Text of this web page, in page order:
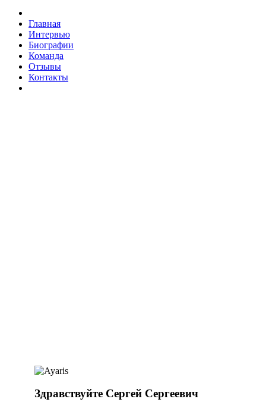
Главная
Интервью
Биографии
Команда
Отзывы
Контакты
Здравствуйте Сергей Сергеевич